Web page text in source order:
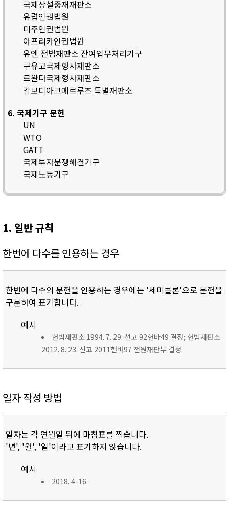
국제상설중재재판소
유럽인권법원
미주인권법원
아프리카인권법원
유엔 전범재판소 잔여업무처리기구
구유고국제형사재판소
르완다국제형사재판소
캄보디아크메르루즈 특별재판소
6. 국제기구 문헌
UN
WTO
GATT
국제투자분쟁해결기구
국제노동기구
1. 일반 규칙
한번에 다수를 인용하는 경우
한번에 다수의 문헌을 인용하는 경우에는 '세미콜론'으로 문헌을
구분하여 표기합니다.
예시
헌법재판소 1994. 7. 29. 선고 92헌바49 결정; 헌법재판소
2012. 8. 23. 선고 2011헌바97 전원재판부 결정.
일자 작성 방법
일자는 각 연월일 뒤에 마침표를 찍습니다.
'년', '월', '일'이라고 표기하지 않습니다.
예시
2018. 4. 16.